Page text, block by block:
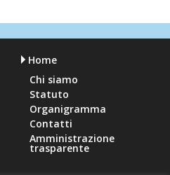
Home
Chi siamo
Statuto
Organigramma
Contatti
Amministrazione
trasparente